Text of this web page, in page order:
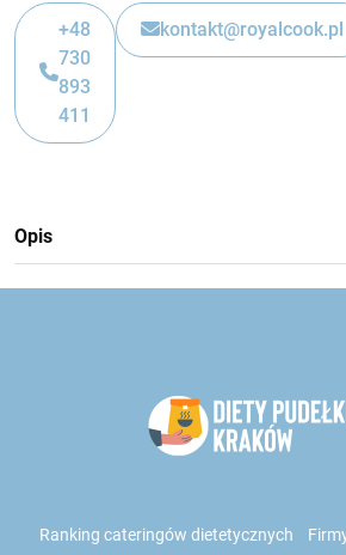
+48
730
893
411
kontakt@royalcook.pl
Opis
Ranking cateringów dietetycznych